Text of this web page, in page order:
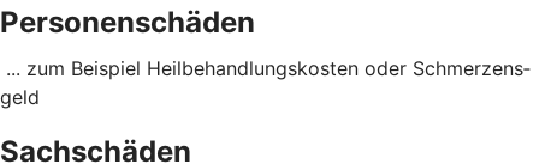
Personenschäden
... zum Beispiel Heil­behandlungs­kosten oder Schmerzens­
geld
Sachschäden